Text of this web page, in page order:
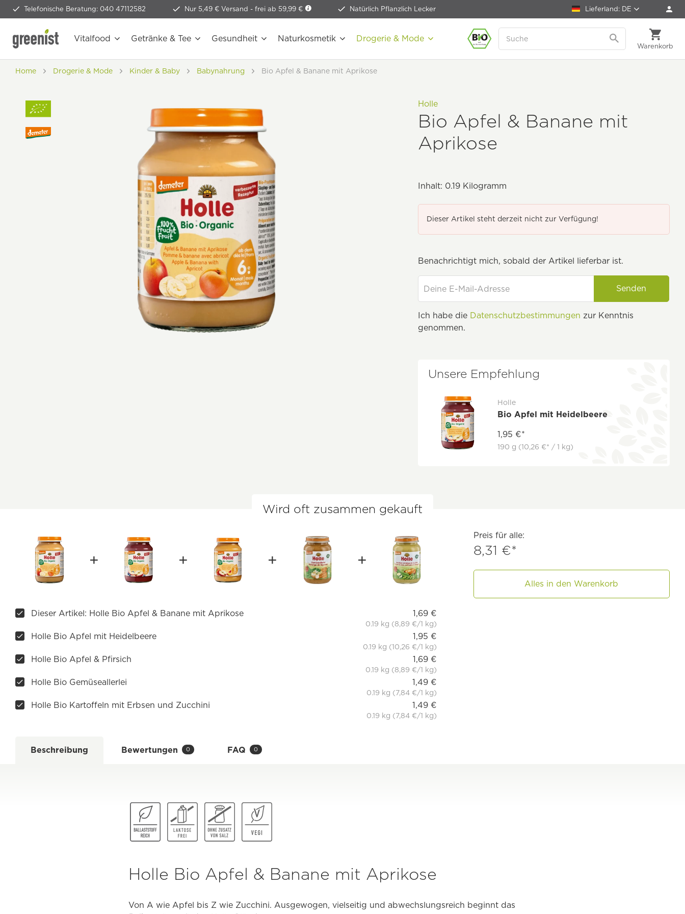
Telefonische Beratung: 040 47112582 Nur 5,49 € Versand - frei ab 59,99 € Natürlich Pflanzlich Lecker Lieferland: DE
Warenkorb
Vitalfood Getränke & Tee Gesundheit Naturkosmetik Drogerie & Mode
Home Drogerie & Mode Kinder & Baby Babynahrung Bio Apfel & Banane mit Aprikose
Holle
Bio Apfel & Banane mit
Aprikose
Inhalt: 0.19 Kilogramm
Dieser Artikel steht derzeit nicht zur Verfügung!
Benachrichtigt mich, sobald der Artikel lieferbar ist.
Senden
Ich habe die Datenschutzbestimmungen zur Kenntnis
genommen.
Unsere Empfehlung
Holle
Bio Apfel mit Heidelbeere
1,95 €*
190 g (10,26 €* / 1 kg)
Wird oft zusammen gekauft
Preis für alle:
8,31 €*
Alles in den Warenkorb
Dieser Artikel: Holle Bio Apfel & Banane mit Aprikose 1,69 €
0.19 kg (8,89 €/1 kg)
Holle Bio Apfel mit Heidelbeere 1,95 €
0.19 kg (10,26 €/1 kg)
Holle Bio Apfel & Pfirsich 1,69 €
0.19 kg (8,89 €/1 kg)
Holle Bio Gemüseallerlei 1,49 €
0.19 kg (7,84 €/1 kg)
Holle Bio Kartoffeln mit Erbsen und Zucchini 1,49 €
0.19 kg (7,84 €/1 kg)
Beschreibung Bewertungen 0 FAQ 0
Holle Bio Apfel & Banane mit Aprikose
Von A wie Apfel bis Z wie Zucchini. Ausgewogen, vielseitig und abwechslungsreich beginnt das